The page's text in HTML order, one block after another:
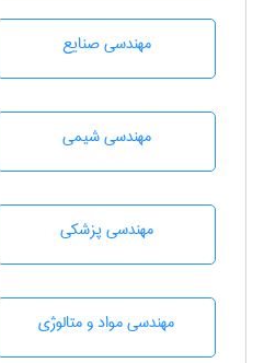
مهندسی صنايع
مهندسي شيمی
مهندسی پزشکی
مهندسی مواد و متالوژی